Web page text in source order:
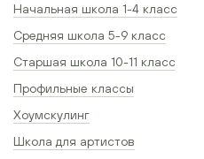
Начальная школа 1-4 класс
Средняя школа 5-9 класс
Старшая школа 10-11 класс
Профильные классы
Хоумскулинг
Школа для артистов